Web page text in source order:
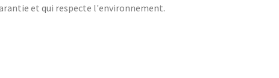
et qui respecte l'environnement.